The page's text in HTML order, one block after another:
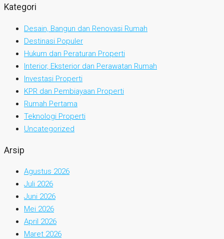
Kategori
Desain, Bangun dan Renovasi Rumah
Destinasi Populer
Hukum dan Peraturan Properti
Interior, Eksterior dan Perawatan Rumah
Investasi Properti
KPR dan Pembiayaan Properti
Rumah Pertama
Teknologi Properti
Uncategorized
Arsip
Agustus 2026
Juli 2026
Juni 2026
Mei 2026
April 2026
Maret 2026